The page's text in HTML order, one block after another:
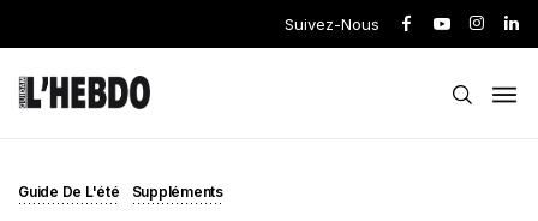
Suivez-Nous
Guide De L'été Suppléments